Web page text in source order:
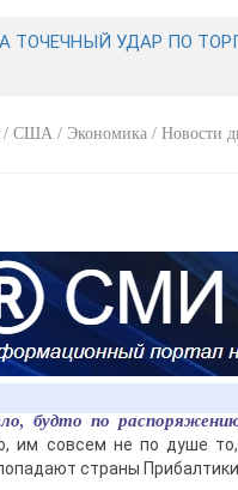
ТОЧЕЧНЫЙ УДАР ПО
/ США / Экономика / Новости
будто по
им совсем не по душе
страны Прибалтики.